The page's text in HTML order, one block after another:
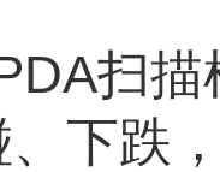
扫
下跌